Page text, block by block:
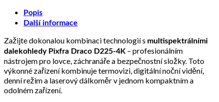
Popis
Další informace
Zažijte dokonalou kombinaci technologií s multispektrálními
dalekohledy Pixfra Draco D225-4K – profesionálním
nástrojem pro lovce, záchranáře a bezpečnostní složky. Toto
výkonné zařízení kombinuje termovizi, digitální noční vidění,
denní režim a laserový dálkoměr v jednom kompaktním a
odolném zařízení.